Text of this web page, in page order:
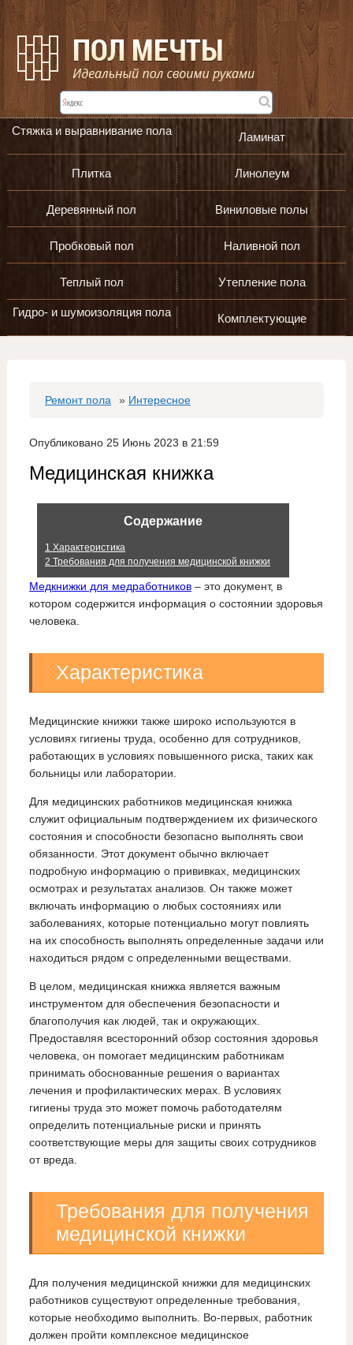
Стяжка и выравнивание пола Ламинат
Плитка Линолеум
Деревянный пол Виниловые полы
Пробковый пол Наливной пол
Теплый пол Утепление пола
Гидро- и шумоизоляция пола Комплектующие
Ремонт пола » Интересное
Опубликовано 25 Июнь 2023 в 21:59
Медицинская книжка
Содержание
1 Характеристика
2 Требования для получения медицинской книжки
Медкнижки для медработников– это документ, в
котором содержится информация о состоянии здоровья
человека.
Характеристика
Медицинские книжки также широко используются в
условиях гигиены труда, особенно для сотрудников,
работающих в условиях повышенного риска, таких как
больницы или лаборатории.
Для медицинских работников медицинская книжка
служит официальным подтверждением их физического
состояния и способности безопасно выполнять свои
обязанности. Этот документ обычно включает
подробную информацию о прививках, медицинских
осмотрах и результатах анализов. Он также может
включать информацию о любых состояниях или
заболеваниях, которые потенциально могут повлиять
на их способность выполнять определенные задачи или
находиться рядом с определенными веществами.
В целом, медицинская книжка является важным
инструментом для обеспечения безопасности и
благополучия как людей, так и окружающих.
Предоставляя всесторонний обзор состояния здоровья
человека, он помогает медицинским работникам
принимать обоснованные решения о вариантах
лечения и профилактических мерах. В условиях
гигиены труда это может помочь работодателям
определить потенциальные риски и принять
соответствующие меры для защиты своих сотрудников
от вреда.
Требования для получения
медицинской книжки
Для получения медицинской книжки для медицинских
работников существуют определенные требования,
которые необходимо выполнить. Во-первых, работник
должен пройти комплексное медицинское